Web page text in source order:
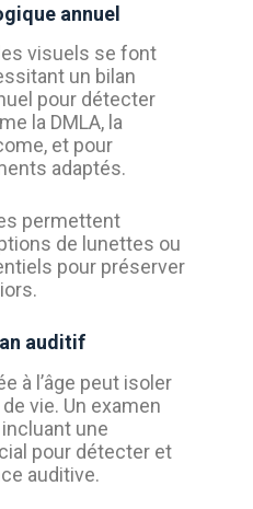
annuel
visuels se font
un bilan
pour détecter
la DMLA, la
et pour
adaptés.
permettent
de lunettes ou
pour préserver
auditif
à l’âge peut isoler
vie. Un examen
une
pour détecter et
auditive.